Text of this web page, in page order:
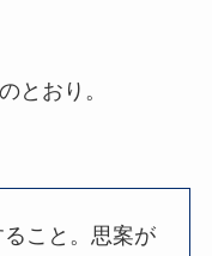
とおり。
こと。思案が